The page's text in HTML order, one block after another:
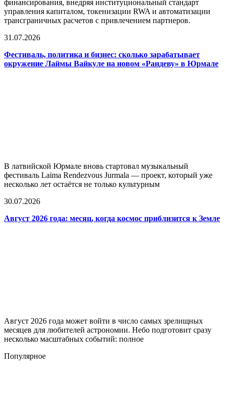
финансирования, внедряя институциональный стандарт
управления капиталом, токенизации RWA и автоматизации
трансграничных расчетов с привлечением партнеров.
31.07.2026
Фестиваль, политика и бизнес: сколько зарабатывает
окружение Лаймы Вайкуле на новом «Рандеву» в Юрмале
В латвийской Юрмале вновь стартовал музыкальный
фестиваль Laima Rendezvous Jurmala — проект, который уже
несколько лет остаётся не только культурным
30.07.2026
Август 2026 года: месяц, когда космос приблизится к Земле
Август 2026 года может войти в число самых зрелищных
месяцев для любителей астрономии. Небо подготовит сразу
несколько масштабных событий: полное
Популярное